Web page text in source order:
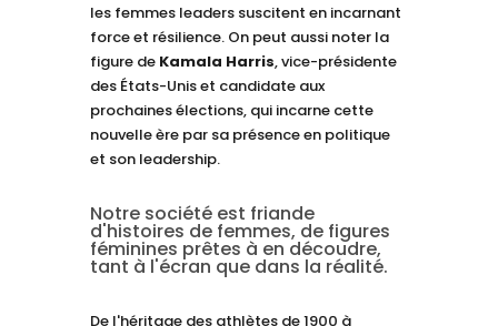
les femmes leaders suscitent en incarnant
force et résilience. On peut aussi noter la
figure de Kamala Harris, vice-présidente
des États-Unis et candidate aux
prochaines élections, qui incarne cette
nouvelle ère par sa présence en politique
et son leadership.
Notre société est friande
d'histoires de femmes, de figures
féminines prêtes à en découdre,
tant à l'écran que dans la réalité.
De l'héritage des athlètes de 1900 à